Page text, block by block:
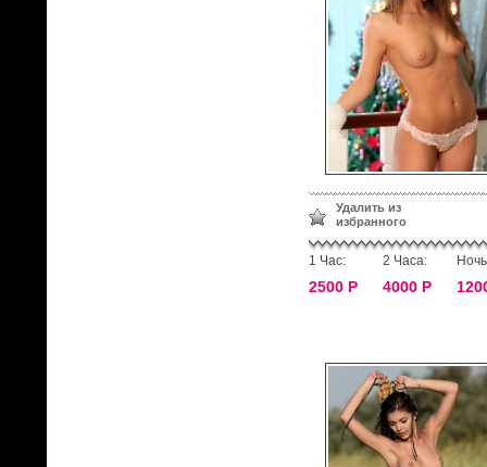
Удалить из
избранного
1 Час:
2500 Р
2 Часа:
4000 Р